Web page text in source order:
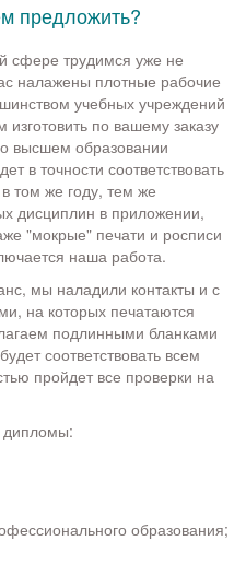
предложить?
сфере трудимся уже не
налажены плотные рабочие
учебных учреждений
по вашему заказу
высшем образовании
в точности соответствовать
том же году, тем же
дисциплин в приложении,
"мокрые" печати и росписи
наша работа.
мы наладили контакты и с
на которых печатаются
подлинными бланками
соответствовать всем
пройдет все проверки на
дипломы:
образования;